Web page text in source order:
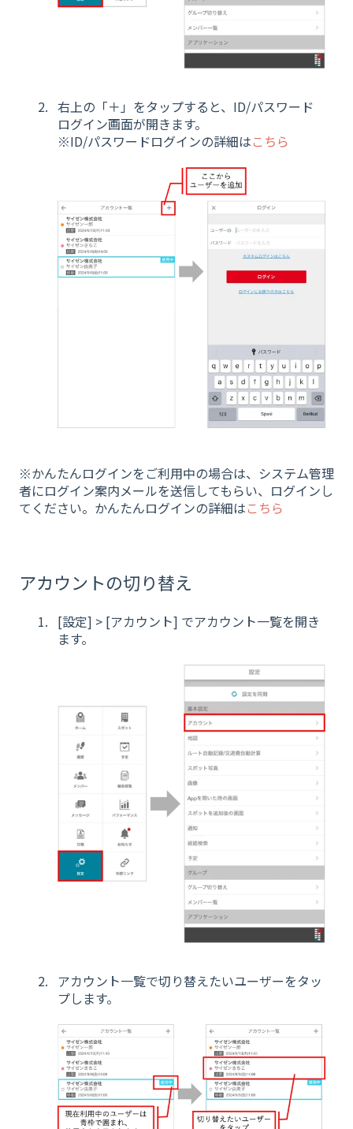
右上の「＋」をタップすると、ID/パスワード
ログイン画面が開きます。
※ID/パスワードログインの詳細はこちら
※かんたんログインをご利用中の場合は、システム管理
者にログイン案内メールを送信してもらい、ログインし
てください。かんたんログインの詳細はこちら
アカウントの切り替え
[設定] > [アカウント] でアカウント一覧を開き
ます。
アカウント一覧で切り替えたいユーザーをタッ
プします。